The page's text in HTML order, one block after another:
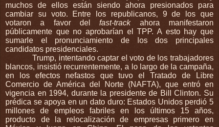
muchos de ellos están siendo ahora presionados para
cambiar su voto. Entre los republicanos, 9 de los que
votaron a favor delfast-trackahora manifestaron
públicamente que no aprobarían el TPP. A esto hay que
sumarle el pronunciamiento de los dos principales
candidatos presidenciales.
Trump, intentando captar el voto de los trabajadores
blancos, insistió recurrentemente, a lo largo de la campaña,
en los efectos nefastos que tuvo el Tratado de Libre
Comercio de América del Norte (NAFTA), que entró en
vigencia en 1994, durante la presidente de Bill Clinton. Su
prédica se apoya en un dato duro: Estados Unidos perdió 5
millones de empleos fabriles en los últimos 15 años,
producto de la relocalización de empresas primero en